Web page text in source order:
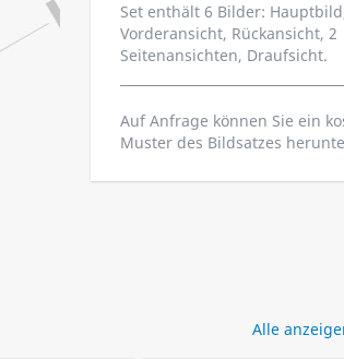
Set enthält 6 Bilder:
Vorderansicht, Rückansicht, 2
Seitenansichten, Draufsicht.
Auf Anfrage können Sie ein
Muster des Bildsatzes
Alle